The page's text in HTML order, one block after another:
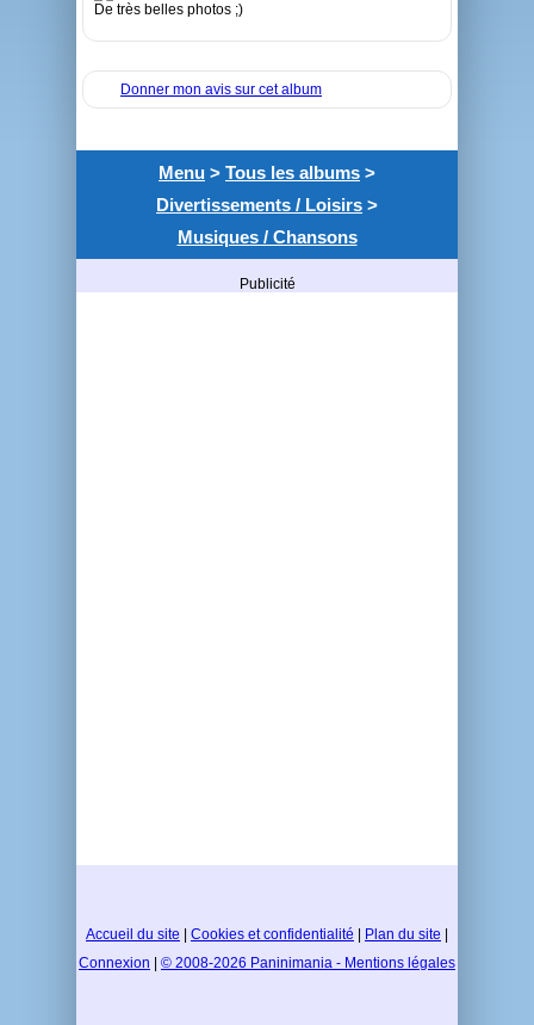
De très belles photos ;)
Donner mon avis sur cet album
Menu > Tous les albums >
Divertissements / Loisirs >
Musiques / Chansons
Publicité
Accueil du site Cookies et confidentialité Plan du site
Connexion
© 2008-2026 Paninimania - Mentions légales